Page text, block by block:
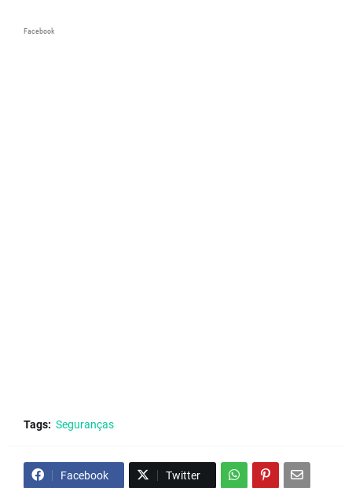
Facebook
Tags: Seguranças
Facebook Twitter